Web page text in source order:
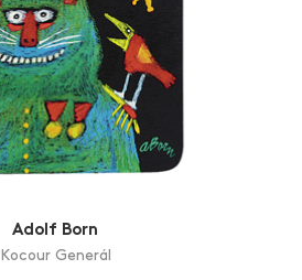
Adolf Born
Kocour Generál